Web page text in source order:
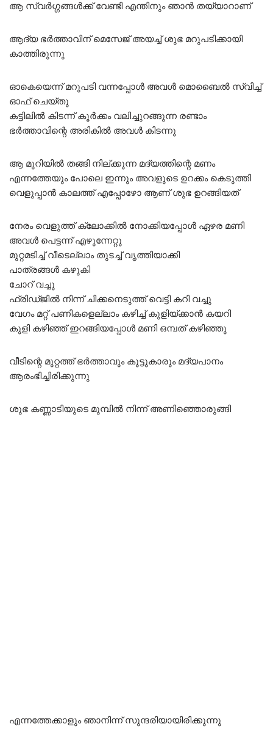
ആ സ്വർഗ്ഗങ്ങൾക്ക് വേണ്ടി എന്തിനും ഞാൻ തയ്യാറാണ്
ആദ്യ ഭർത്താവിന് മെസേജ് അയച്ച് ശുഭ മറുപടിക്കായി
കാത്തിരുന്നു
ഓകെയെന്ന് മറുപടി വന്നപ്പോൾ അവൾ മൊബൈൽ സ്വിച്ച്
ഓഫ് ചെയ്തു
കട്ടിലിൽ കിടന്ന് കൂർക്കം വലിച്ചുറങ്ങുന്ന രണ്ടാം
ഭർത്താവിന്റെ അരികിൽ അവൾ കിടന്നു
ആ മുറിയിൽ തങ്ങി നില്ക്കുന്ന മദ്യത്തിന്റെ മണം
എന്നത്തേയും പോലെ ഇന്നും അവളുടെ ഉറക്കം കെടുത്തി
വെളുപ്പാൻ കാലത്ത് എപ്പോഴോ ആണ് ശുഭ ഉറങ്ങിയത്
നേരം വെളുത്ത് ക്ലോക്കിൽ നോക്കിയപ്പോൾ ഏഴര മണി
അവൾ പെട്ടന്ന് എഴുന്നേറ്റു
മുറ്റമടിച്ച് വീടെല്ലാം തുടച്ച് വൃത്തിയാക്കി
പാത്രങ്ങൾ കഴുകി
ചോറ് വച്ചു
ഫ്രിഡ്ജിൽ നിന്ന് ചിക്കനെടുത്ത് വെട്ടി കറി വച്ചു
വേഗം മറ്റ് പണികളെല്ലാം കഴിച്ച് കുളിയ്ക്കാൻ കയറി
കുളി കഴിഞ്ഞ് ഇറങ്ങിയപ്പോൾ മണി ഒമ്പത് കഴിഞ്ഞു
വീടിന്റെ മുറ്റത്ത് ഭർത്താവും കൂട്ടുകാരും മദ്യപാനം
ആരംഭിച്ചിരിക്കുന്നു
ശുഭ കണ്ണാടിയുടെ മുമ്പിൽ നിന്ന് അണിഞ്ഞൊരുങ്ങി
എന്നത്തേക്കാളും ഞാനിന്ന് സുന്ദരിയായിരിക്കുന്നു